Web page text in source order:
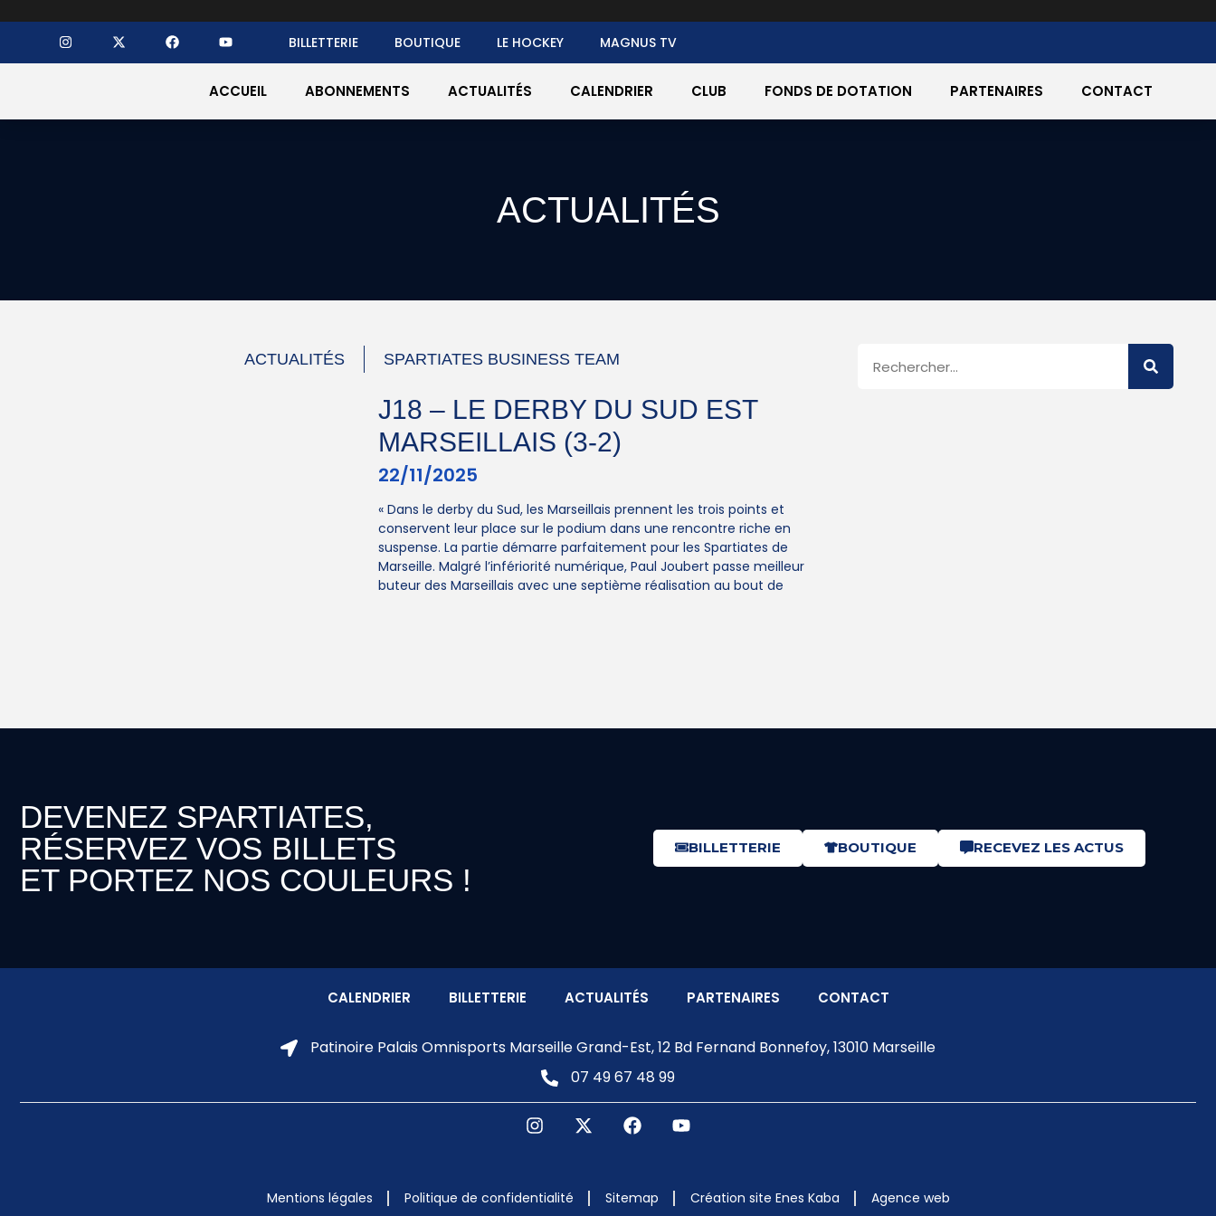
BILLETTERIE BOUTIQUE LE HOCKEY MAGNUS TV
ACCUEIL ABONNEMENTS ACTUALITÉS CALENDRIER CLUB FONDS DE DOTATION PARTENAIRES CONTACT
ACTUALITÉS
ACTUALITÉS SPARTIATES BUSINESS TEAM
J18 – LE DERBY DU SUD EST
MARSEILLAIS (3-2)
22/11/2025
« Dans le derby du Sud, les Marseillais prennent les trois points et
conservent leur place sur le podium dans une rencontre riche en
suspense. La partie démarre parfaitement pour les Spartiates de
Marseille. Malgré l’infériorité numérique, Paul Joubert passe meilleur
buteur des Marseillais avec une septième réalisation au bout de
DEVENEZ SPARTIATES,
RÉSERVEZ VOS BILLETS
ET PORTEZ NOS COULEURS !
BILLETTERIE BOUTIQUE RECEVEZ LES ACTUS
CALENDRIER BILLETTERIE ACTUALITÉS PARTENAIRES CONTACT
Patinoire Palais Omnisports Marseille Grand-Est, 12 Bd Fernand Bonnefoy, 13010 Marseille
07 49 67 48 99
Mentions légales Politique de confidentialité Sitemap Création site Enes Kaba Agence web